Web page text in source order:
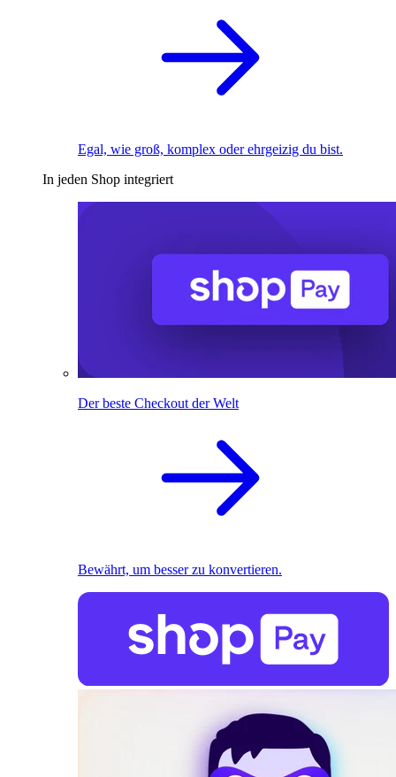
Egal, wie groß, komplex oder ehrgeizig du bist.
In jeden Shop integriert
Der beste Checkout der Welt
Bewährt, um besser zu konvertieren.